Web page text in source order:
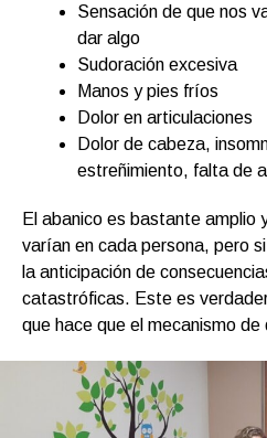
Sensación de que nos
dar algo
Sudoración excesiva
Manos y pies fríos
Dolor en articulaciones
Dolor de cabeza,
estreñimiento, falta de
El abanico es bastante amplio
varían en cada persona, pero
la anticipación de
catastróficas. Este es
que hace que el mecanismo